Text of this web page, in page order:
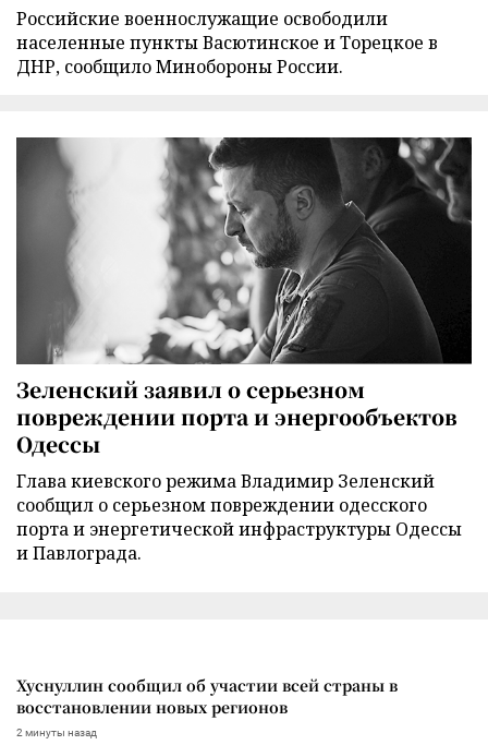
Российские военнослужащие освободили
населенные пункты Васютинское и Торецкое в
ДНР, сообщило Минобороны России.
Зеленский заявил о серьезном
повреждении порта и энергообъектов
Одессы
Глава киевского режима Владимир Зеленский
сообщил о серьезном повреждении одесского
порта и энергетической инфраструктуры Одессы
и Павлограда.
Хуснуллин сообщил об участии всей страны в
восстановлении новых регионов
2 минуты назад